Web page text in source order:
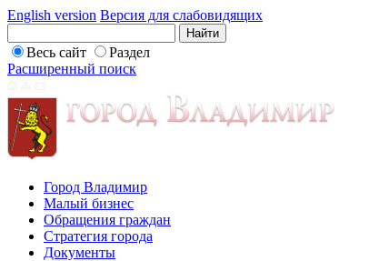
English version Версия для слабовидящих
Весь сайт
Раздел
Расширенный поиск
Город Владимир
Малый бизнес
Обращения граждан
Стратегия города
Документы